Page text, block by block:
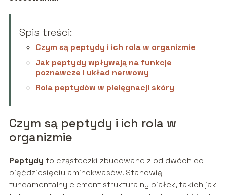
Spis treści:
Czym są peptydy i ich rola w organizmie
Jak peptydy wpływają na funkcje
poznawcze i układ nerwowy
Rola peptydów w pielęgnacji skóry
Czym są peptydy i ich rola w
organizmie
Peptydy to cząsteczki zbudowane z od dwóch do
pięćdziesięciu aminokwasów. Stanowią
fundamentalny element strukturalny białek, takich jak